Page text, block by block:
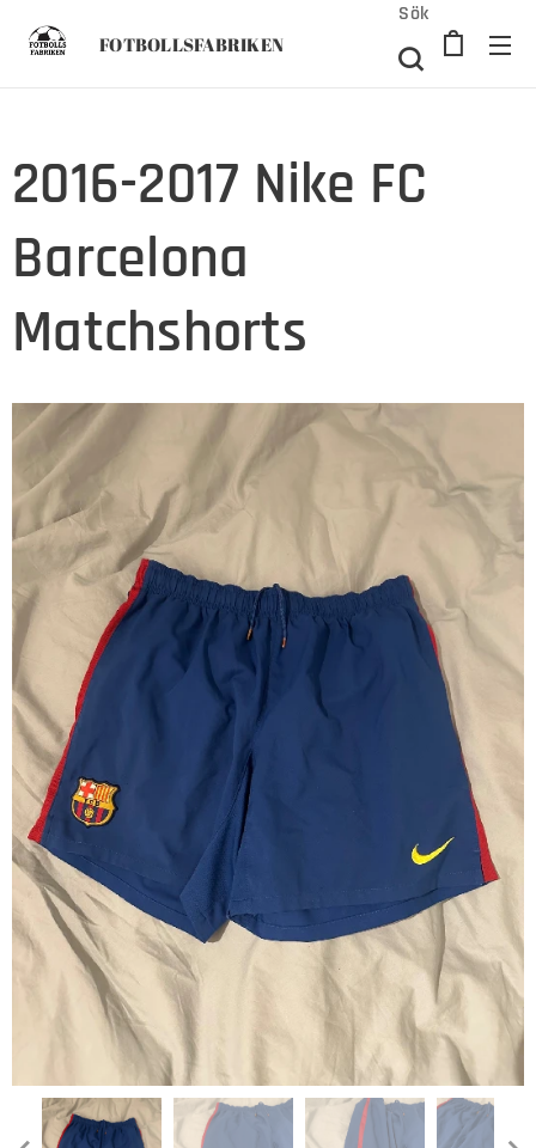
FOTBOLLSFABRIKEN
Sök
2016-2017 Nike FC
Barcelona
Matchshorts